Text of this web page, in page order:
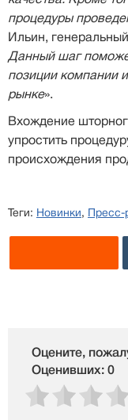
процедуры
Ильин,
Данный шаг
позиции компании
рынке».
Вхождение
упростить
происхождения
Теги: Новинки, Пресс-
Оцените,
Оценивших: 0